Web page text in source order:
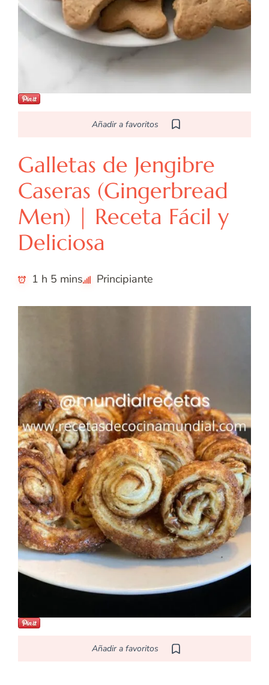
Añadir a favoritos
Galletas de Jengibre
Caseras (Gingerbread
Men) | Receta Fácil y
Deliciosa
1 h 5 mins Principiante
Añadir a favoritos